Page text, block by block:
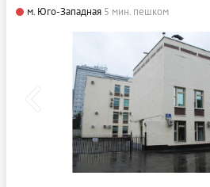
м. Юго-Западная 5 мин. пешком